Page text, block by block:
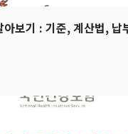
아보기 : 기준, 계산법, 납